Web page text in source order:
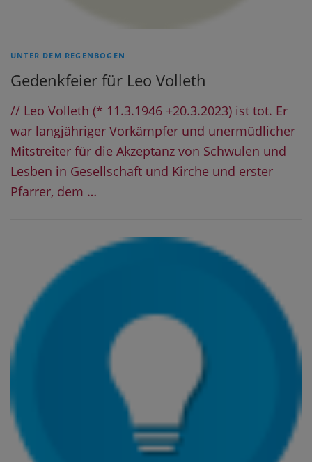
UNTER DEM REGENBOGEN
Gedenkfeier für Leo Volleth
// Leo Volleth (* 11.3.1946 +20.3.2023) ist tot. Er
war langjähriger Vorkämpfer und unermüdlicher
Mitstreiter für die Akzeptanz von Schwulen und
Lesben in Gesellschaft und Kirche und erster
Pfarrer, dem …